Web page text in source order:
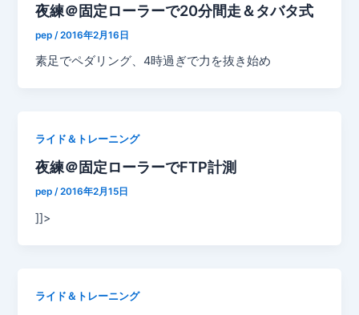
夜練＠固定ローラーで20分間走＆タバタ式
pep /2016年2月16日
素足でペダリング、4時過ぎで力を抜き始め
ライド＆トレーニング
夜練＠固定ローラーでFTP計測
pep/2016年2月15日
]]>
ライド＆トレーニング